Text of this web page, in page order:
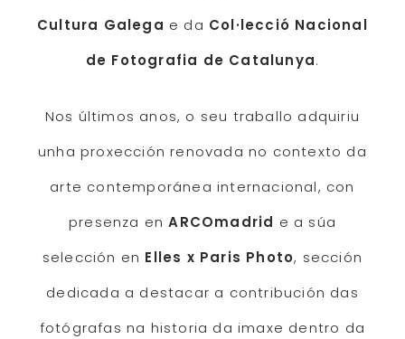
Cultura Galega e da Col·lecció Nacional
de Fotografia de Catalunya.
Nos últimos anos, o seu traballo adquiriu
unha proxección renovada no contexto da
arte contemporánea internacional, con
presenza en ARCOmadrid e a súa
selección en Elles x Paris Photo, sección
dedicada a destacar a contribución das
fotógrafas na historia da imaxe dentro da